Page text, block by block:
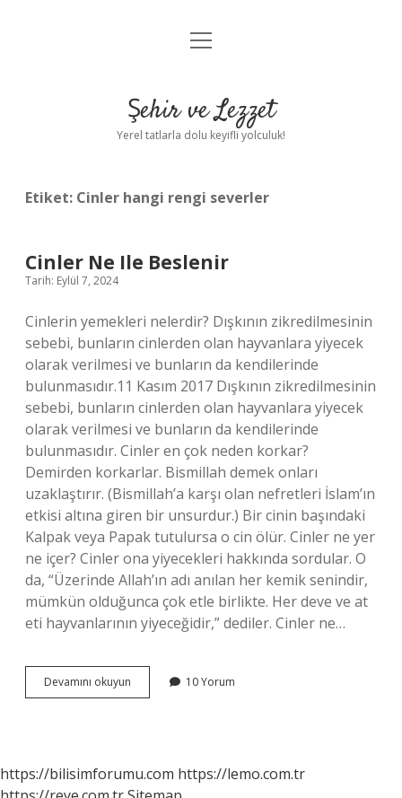
Anasayfa
Yasal Uyarı
menüyü
Şehir ve Lezzet
Yerel tatlarla dolu keyifli yolculuk!
Etiket: Cinler hangi rengi severler
Cinler Ne Ile Beslenir
Tarih: Eylül 7, 2024
Cinlerin yemekleri nelerdir? Dışkının zikredilmesinin
sebebi, bunların cinlerden olan hayvanlara yiyecek
olarak verilmesi ve bunların da kendilerinde
bulunmasıdır.11 Kasım 2017 Dışkının zikredilmesinin
sebebi, bunların cinlerden olan hayvanlara yiyecek
olarak verilmesi ve bunların da kendilerinde
bulunmasıdır. Cinler en çok neden korkar?
Demirden korkarlar. Bismillah demek onları
uzaklaştırır. (Bismillah’a karşı olan nefretleri İslam’ın
etkisi altına giren bir unsurdur.) Bir cinin başındaki
Kalpak veya Papak tutulursa o cin ölür. Cinler ne yer
ne içer? Cinler ona yiyecekleri hakkında sordular. O
da, “Üzerinde Allah’ın adı anılan her kemik senindir,
mümkün olduğunca çok etle birlikte. Her deve ve at
eti hayvanlarının yiyeceğidir,” dediler. Cinler ne…
Devamını okuyun
Ne
10 Yorum
https://bilisimforumu.com https://lemo.com.tr